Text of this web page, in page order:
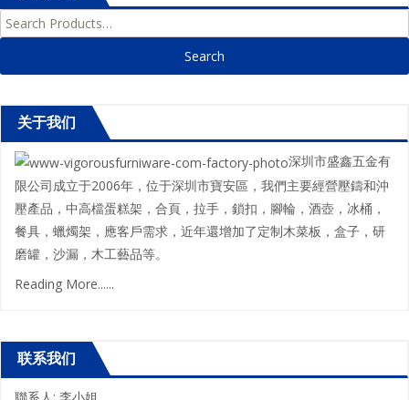
Search for:
关于我们
深圳市盛鑫五金有
限公司成立于2006年，位于深圳市寶安區，我們主要經營壓鑄和沖
壓產品，中高檔蛋糕架，合頁，拉手，鎖扣，腳輪，酒壺，冰桶，
餐具，蠟燭架，應客戶需求，近年還增加了定制木菜板，盒子，研
磨罐，沙漏，木工藝品等。
Reading More......
联系我们